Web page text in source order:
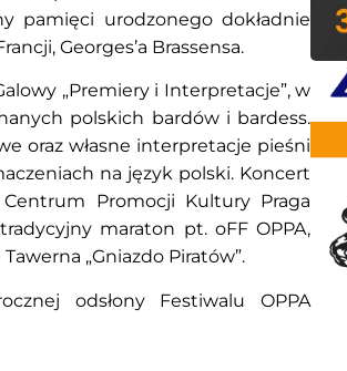
pamięci urodzonego dokładnie
Georges’a Brassensa.
„Premiery i Interpretacje”, w
polskich bardów i bardess.
oraz własne interpretacje pieśni
na język polski. Koncert
Promocji Kultury Praga
maraton pt. oFF OPPA,
„Gniazdo Piratów”.
odsłony Festiwalu OPPA